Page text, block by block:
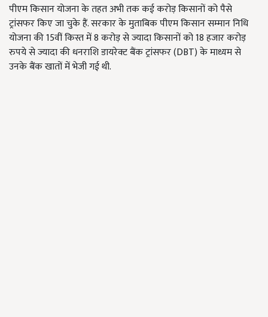
पीएम किसान योजना के तहत अभी तक कई करोड़ किसानों को पैसे
ट्रांसफर किए जा चुके हैं. सरकार के मुताबिक पीएम किसान सम्मान निधि
योजना की 15वीं किस्त में 8 करोड़ से ज्यादा किसानों को 18 हजार करोड़
रुपये से ज्यादा की धनराशि डायरेक्ट बैंक ट्रांसफर (DBT) के माध्यम से
उनके बैंक खातों में भेजी गई थी.